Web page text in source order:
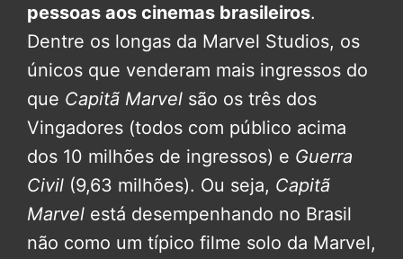
pessoas aos cinemas brasileiros.
Dentre os longas da Marvel Studios, os
únicos que venderam mais ingressos do
que Capitã Marvel são os três dos
Vingadores (todos com público acima
dos 10 milhões de ingressos) e Guerra
Civil (9,63 milhões). Ou seja, Capitã
Marvel está desempenhando no Brasil
não como um típico filme solo da Marvel,